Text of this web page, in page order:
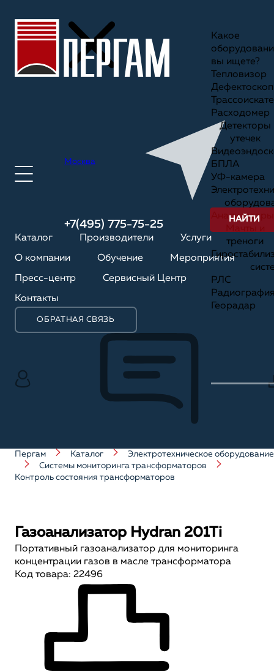
Москва
+7(495) 775-75-25
Каталог Производители Услуги
О компании Обучение Мероприятия
Пресс-центр Сервисный Центр
Контакты
ОБРАТНАЯ СВЯЗЬ
Какое
вы ищете?
Тепловизор
Дефектоскоп
Расходомер
Детекторы
утечек
БПЛА
УФ-камера
Анализаторы
треноги
РЛС
Георадар
НАЙТИ
Пергам Каталог
Электротехническое оборудование
Системы мониторинга трансформаторов
Контроль состояния трансформаторов
Газоанализатор Hydran 201Ti
Портативный газоанализатор для мониторинга
концентрации газов в масле трансформатора
Код товара: 22496